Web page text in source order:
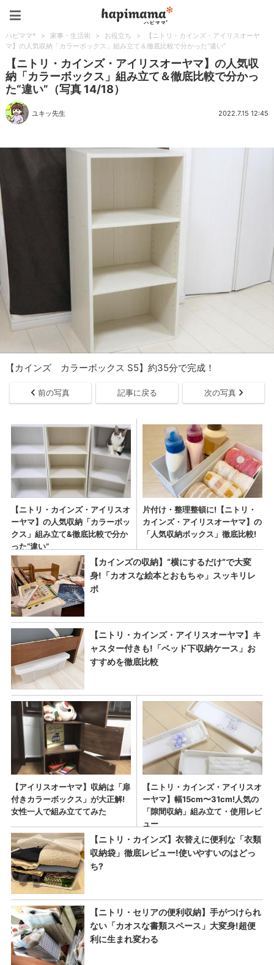
ハピママ* > 家事・生活術 > お役立ち >
【ニトリ・カインズ・アイリスオーヤ
マ】の人気収納「カラーボックス」組み立て＆徹底比較で分かった“違い”
【ニトリ・カインズ・アイリスオーヤマ】の人気収
納「カラーボックス」組み立て＆徹底比較で分かっ
た“違い”（写真 14/18）
ユキッ先生 2022.7.15 12:45
【カインズ カラーボックス S5】約35分で完成！
前の写真 記事に戻る 次の写真